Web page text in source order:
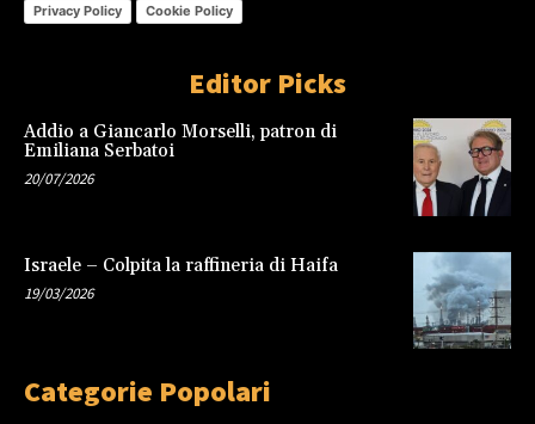
Privacy Policy Cookie Policy
Editor Picks
Addio a Giancarlo Morselli, patron di
Emiliana Serbatoi
20/07/2026
Israele – Colpita la raffineria di Haifa
19/03/2026
Categorie Popolari